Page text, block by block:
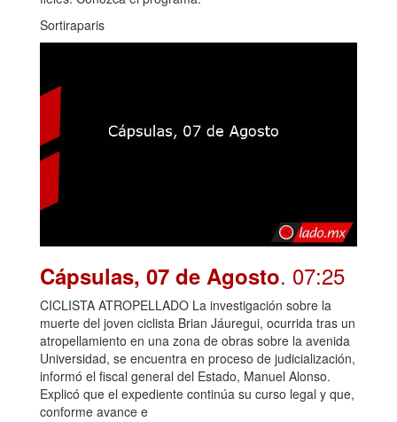
Sortiraparis
Cápsulas, 07 de Agosto. 07:25
CICLISTA ATROPELLADO La investigación sobre la
muerte del joven ciclista Brian Jáuregui, ocurrida tras un
atropellamiento en una zona de obras sobre la avenida
Universidad, se encuentra en proceso de judicialización,
informó el fiscal general del Estado, Manuel Alonso.
Explicó que el expediente continúa su curso legal y que,
conforme avance e